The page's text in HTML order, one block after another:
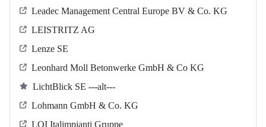
Leadec Management Central Europe BV & Co. KG
LEISTRITZ AG
Lenze SE
Leonhard Moll Betonwerke GmbH & Co KG
LichtBlick SE ---alt---
Lohmann GmbH & Co. KG
LOI Italimpianti Gruppe